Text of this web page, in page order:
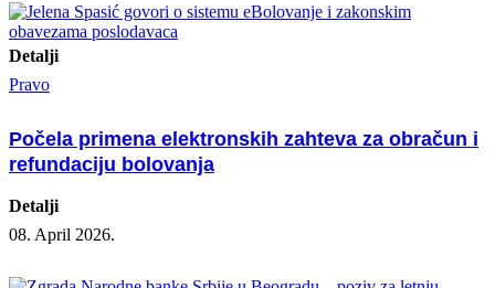
Detalji
Pravo
Počela primena elektronskih zahteva za obračun i
refundaciju bolovanja
Detalji
08. April 2026.